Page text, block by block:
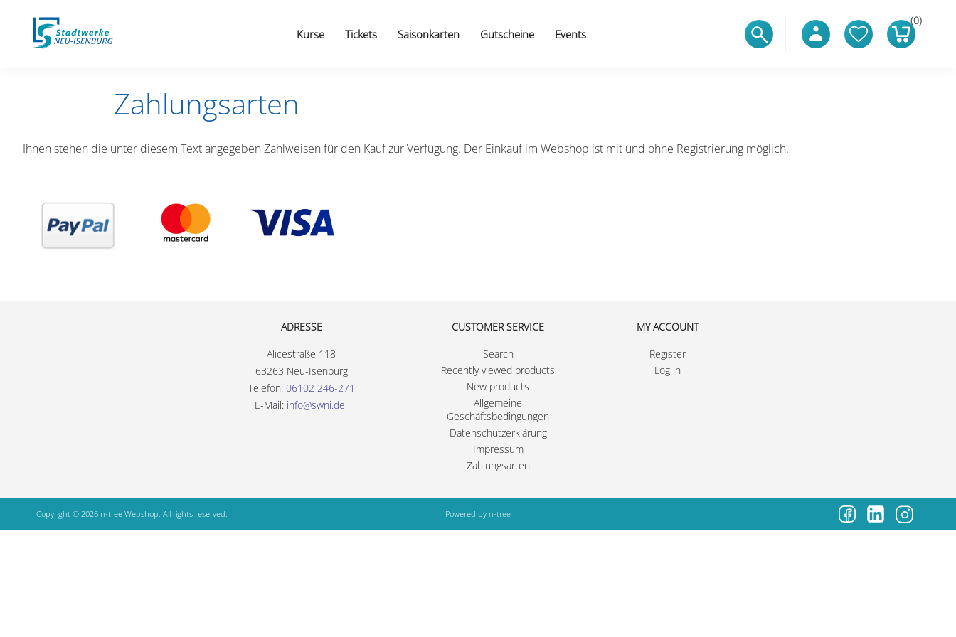
Kurse Tickets Saisonkarten Gutscheine Events
(0)
Zahlungsarten
Ihnen stehen die unter diesem Text angegeben Zahlweisen für den Kauf zur Verfügung. Der Einkauf im Webshop ist mit und ohne Registrierung möglich.
ADRESSE
Alicestraße 118
63263 Neu-Isenburg
Telefon: 06102 246-271
E-Mail: info@swni.de
CUSTOMER SERVICE
Search
Recently viewed products
New products
Allgemeine
Geschäftsbedingungen
Datenschutzerklärung
Impressum
Zahlungsarten
MY ACCOUNT
Register
Log in
Copyright © 2026 n-tree Webshop. All rights reserved. Powered by n-tree